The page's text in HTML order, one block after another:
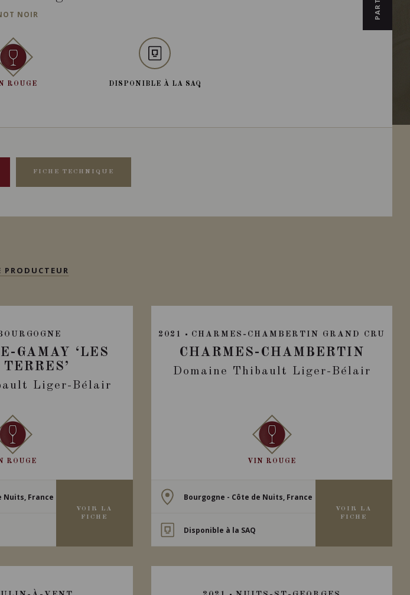
NOIR
ROUGE DISPONIBLE À LA SAQ
FICHE TECHNIQUE
PRODUCTEUR
GAMAY ‘LES
Liger-Bélair
ROUGE
Nuits, France
VOIR LA
FICHE
2021 CHARMES-CHAMBERTIN GRAND CRU
CHARMES-CHAMBERTIN
Domaine Thibault Liger-Bélair
VIN ROUGE
Bourgogne - Côte de Nuits, France
Disponible à la SAQ
VOIR LA
FICHE